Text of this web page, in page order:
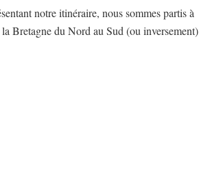
notre itinéraire, nous sommes partis à
Bretagne du Nord au Sud (ou inversement)